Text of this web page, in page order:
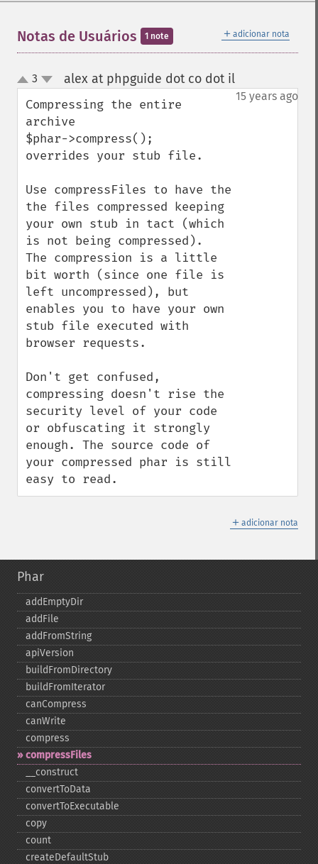
＋ adicionar nota
Notas de Usuários 1 note
up
down
3 alex at phpguide dot co dot il¶
15 years ago
Compressing the entire
archive
$phar->compress();
overrides your stub file.
Use compressFiles to have the
the files compressed keeping
your own stub in tact (which
is not being compressed).
The compression is a little
bit worth (since one file is
left uncompressed), but
enables you to have your own
stub file executed with
browser requests.
Don't get confused,
compressing doesn't rise the
security level of your code
or obfuscating it strongly
enough. The source code of
your compressed phar is still
easy to read.
＋ adicionar nota
Phar
addEmptyDir
addFile
addFromString
apiVersion
buildFromDirectory
buildFromIterator
canCompress
canWrite
compress
compressFiles
_​_​construct
convertToData
convertToExecutable
copy
count
createDefaultStub